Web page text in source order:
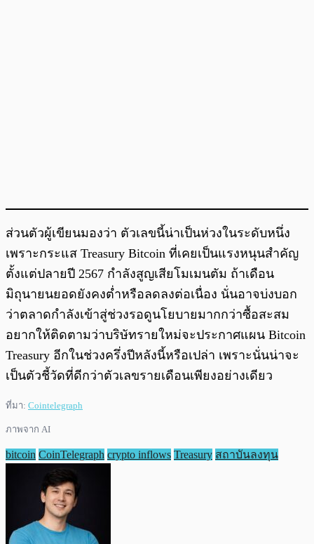
ส่วนตัวผู้เขียนมองว่า ตัวเลขนี้น่าเป็นห่วงในระดับหนึ่ง
เพราะกระแส Treasury Bitcoin ที่เคยเป็นแรงหนุนสำคัญ
ตั้งแต่ปลายปี 2567 กำลังสูญเสียโมเมนตัม ถ้าเดือน
มิถุนายนยอดยังคงต่ำหรือลดลงต่อเนื่อง นั่นอาจบ่งบอก
ว่าตลาดกำลังเข้าสู่ช่วงรอดูนโยบายมากกว่าซื้อสะสม
อยากให้ติดตามว่าบริษัทรายใหม่จะประกาศแผน Bitcoin
Treasury อีกในช่วงครึ่งปีหลังนี้หรือเปล่า เพราะนั่นน่าจะ
เป็นตัวชี้วัดที่ดีกว่าตัวเลขรายเดือนเพียงอย่างเดียว
ที่มา: Cointelegraph
ภาพจาก AI
bitcoin CoinTelegraph crypto inflows Treasury สถาบันลงทุน